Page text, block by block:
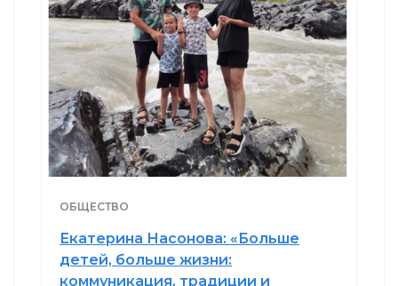
ОБЩЕСТВО
Екатерина Насонова: «Больше
детей, больше жизни:
коммуникация, традиции и